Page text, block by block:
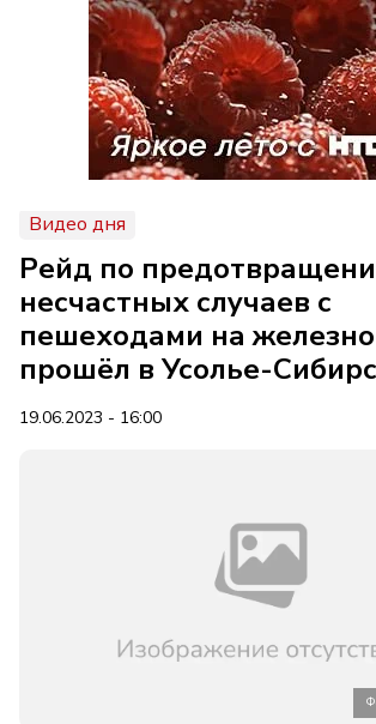
Видео дня
Рейд по
несчастных случаев с
пешеходами на
прошёл в Усолье-
19.06.2023 - 16:00